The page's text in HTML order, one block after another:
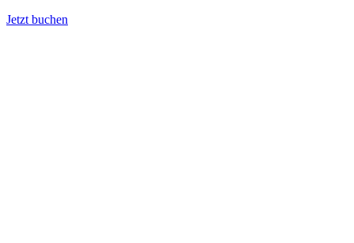
Jetzt buchen